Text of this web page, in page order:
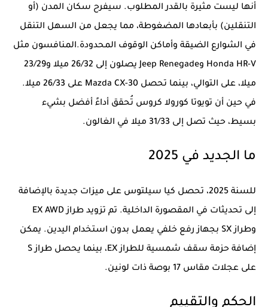
أنها ليست مثيرة بالقدر المطلوب. سيفرح سكان المدن (أو
التنقلين) بأبعادها المضغوطة، مما يجعل من السهل التنقل
في الشوارع الضيقة وأماكن الوقوف المحدودة.المنافسون مثل
Honda HR-V وJeep Renegade يصلون إلى 26/32 ميلا و23/29
ميلا، على التوالي، بينما تحصل Mazda CX-30 على 26/33 ميلا.
في حين أن تويوتا كورولا كروس تُحقق أداءً أفضل بشيء
بسيط، حيث تصل إلى 31/33 ميلا في الغالون.
ما الجديد في 2025
للسنة 2025، تحصل كيا سيلتوس على ميزات جديدة بالإضافة
إلى تحديثات في المقصورة الداخلية. تم تزويد طراز EX AWD
وطراز SX بجهاز رفع خلفي يعمل بدون استخدام اليدين. يمكن
إضافة حزمة سقف شمسية للطراز EX، بينما يحصل طراز S
على عجلات مقاس 17 بوصة ذات لونين.
الحكم والتقييم